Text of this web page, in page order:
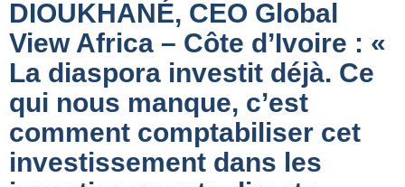
DIOUKHANÉ, CEO Global
View Africa – Côte d’Ivoire : «
La diaspora investit déjà. Ce
qui nous manque, c’est
comment comptabiliser cet
investissement dans les